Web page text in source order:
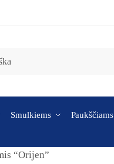
Smulkiems Paukščiams
“Orijen”